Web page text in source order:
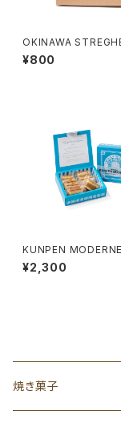
OKINAWA
ワウコン&カレークラッ
¥800
KUNPEN MODERNE
ンモダン）
¥2,300
焼き菓子